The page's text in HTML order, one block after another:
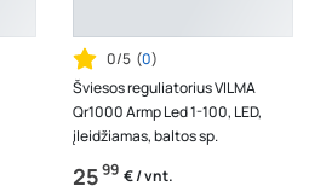
0/5 (0)
Šviesos reguliatorius VILMA
Qr1000 Armp Led 1-100, LED,
įleidžiamas, baltos sp.
2599 € / vnt.